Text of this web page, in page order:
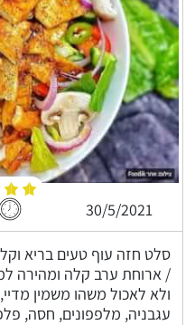
30/5/2021
סלט חזה עוף טעים בריא
/ ארוחת ערב קלה ומהירה
ולא לאכול משהו משמין
עגבניה, מלפפונים, חסה,